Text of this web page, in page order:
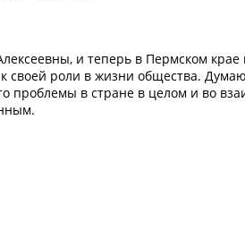
и теперь в Пермском
своей роли в жизни общества.
проблемы в стране в целом и во